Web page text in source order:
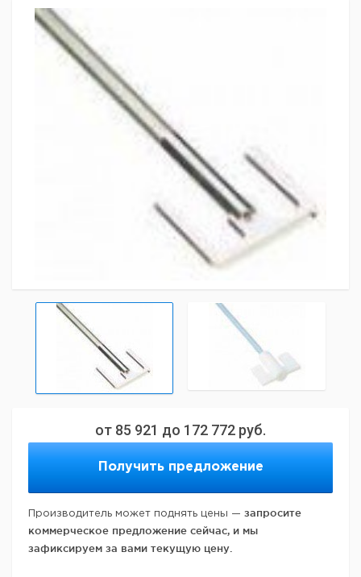
от 85 921 до 172 772 руб.
Получить предложение
Производитель может поднять цены — запросите
коммерческое предложение сейчас, и мы
зафиксируем за вами текущую цену.